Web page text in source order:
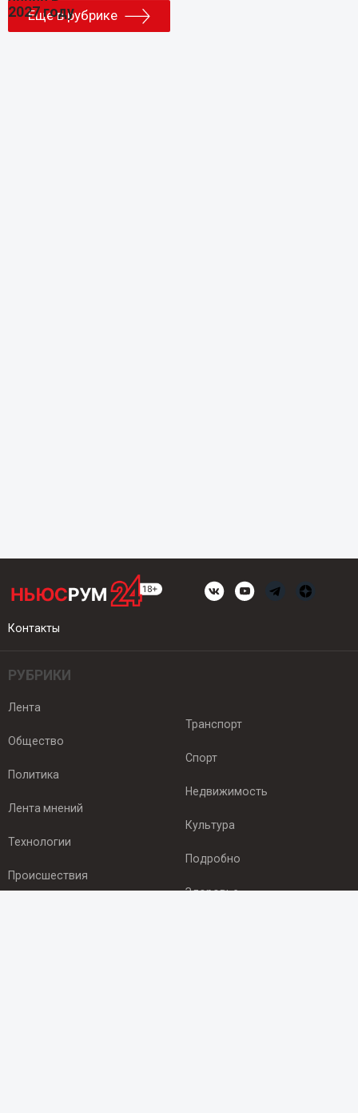
Еще в рубрике
Контакты
РУБРИКИ
Лента
Общество
Политика
Лента мнений
Технологии
Происшествия
Транспорт
Спорт
Недвижимость
Культура
Подробно
Здоровье